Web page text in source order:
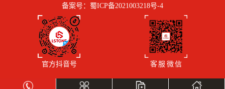
备案号： 蜀ICP备2021003218号-4
官方抖音号 客 服 微 信